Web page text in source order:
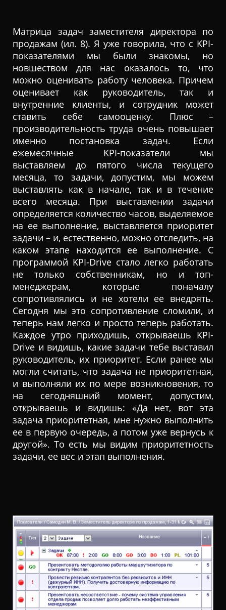
Матрица задач заместителя директора по
продажам (ил. 8). Я уже говорила, что с KPI-
показателями мы были знакомы, но
новшеством для нас оказалось то, что
можно оценивать работу человека. Причем
оценивает как руководитель, так и
внутренние клиенты, и сотрудник может
ставить себе самооценку. Плюс –
производительность труда очень повышает
именно постановка задач. Если
ежемесячные KPI-показатели мы
выставляем до пятого числа текущего
месяца, то задачи, допустим, мы можем
выставлять как в начале, так и в течение
всего месяца. При выставлении задачи
определяется количество часов, выделяемое
на ее выполнение, выставляется приоритет
задачи – и, естественно, можно отследить, на
каком этапе находится ее выполнение. С
программой KPI-Drive стало легко работать
не только собственникам, но и топ-
менеджерам, которые поначалу
сопротивлялись и не хотели ее внедрять.
Сегодня мы это сопротивление сломили, и
теперь нам легко и просто теперь работать.
Каждое утро приходишь, открываешь KPI-
Drive и видишь, какие задачи тебе выставил
руководитель, их приоритет. Если ранее мы
могли считать, что задача не приоритетная,
и выполняли их по мере возникновения, то
на сегодняшний момент, допустим,
открываешь и видишь: «Да нет, вот эта
задача приоритетная, мне нужно выполнить
ее в первую очередь, а потом уже вернусь к
другой». То есть мы видим приоритетность
задачи, ее вес и этап выполнения.